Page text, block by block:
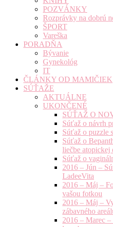
POZVÁNKY
Rozprávky na dobrú
ŠPORT
Vareška
PORADŇA
Bývanie
Gynekológ
IT
ČLÁNKY OD MAMIČIEK
SÚŤAŽE
AKTUÁLNE
UKONČENÉ
SÚŤAŽ O
Súťaž o návrh
Súťaž o puzzle
Súťaž o
liečbe atopickej
Súťaž o
2016 – Jún –
LadeeVita
2016 – Máj –
vašou fotkou
2016 – Máj –
zábavného
2016 – Marec